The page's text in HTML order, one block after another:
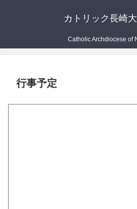
カトリック長崎
Catholic Archdiocese of
行事予定